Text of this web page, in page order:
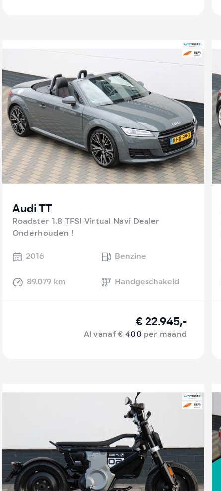
Audi TT
Roadster 1.8 TFSI Virtual Navi Dealer
Onderhouden !
2016
Benzine
89.079 km Handgeschakeld
€ 22.945,-
Al vanaf €400 per maand